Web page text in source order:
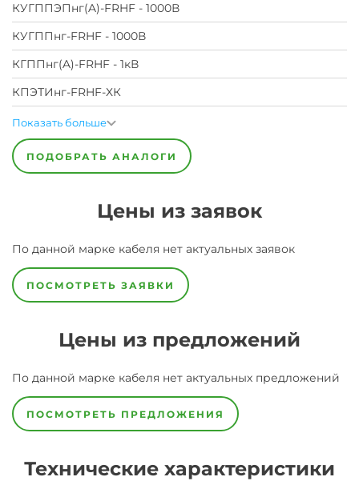
КУГППЭПнг(A)-FRHF - 1000В
КУГППнг-FRHF - 1000В
КГППнг(A)-FRHF - 1кВ
КПЭТИнг-FRHF-ХК
Показать больше
ПОДОБРАТЬ АНАЛОГИ
Цены из заявок
По данной марке кабеля нет актуальных заявок
ПОСМОТРЕТЬ ЗАЯВКИ
Цены из предложений
По данной марке кабеля нет актуальных предложений
ПОСМОТРЕТЬ ПРЕДЛОЖЕНИЯ
Технические характеристики